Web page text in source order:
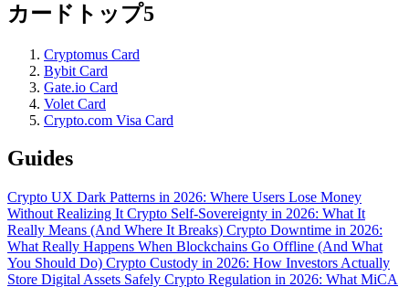
カードトップ5
Cryptomus Card
Bybit Card
Gate.io Card
Volet Card
Crypto.com Visa Card
Guides
Crypto UX Dark Patterns in 2026: Where Users Lose Money
Without Realizing It Crypto Self-Sovereignty in 2026: What It
Really Means (And Where It Breaks) Crypto Downtime in 2026:
What Really Happens When Blockchains Go Offline (And What
You Should Do) Crypto Custody in 2026: How Investors Actually
Store Digital Assets Safely Crypto Regulation in 2026: What MiCA